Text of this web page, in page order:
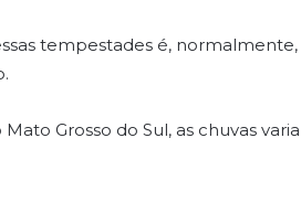
tempestades é,
Grosso do Sul, as chuvas